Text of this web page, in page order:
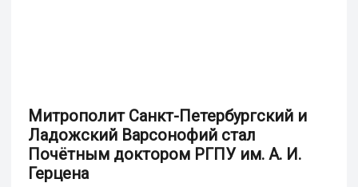
Митрополит Санкт-Петербургский и
Ладожский Варсонофий стал
Почётным доктором РГПУ им. А. И.
Герцена